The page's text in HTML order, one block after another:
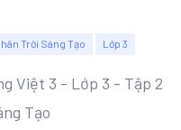
Trời Sáng Tạo Lớp 3
Việt 3 - Lớp 3 - Tập 2
Tạo